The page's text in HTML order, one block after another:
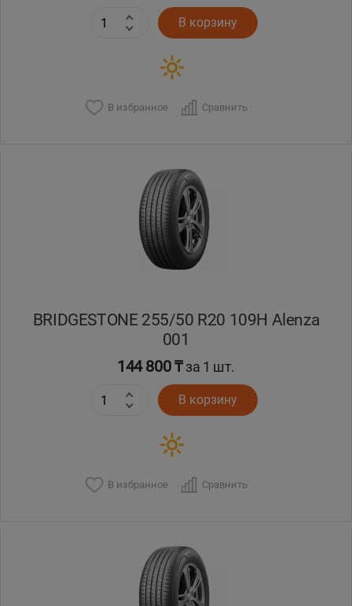
В корзину
В избранное Сравнить
BRIDGESTONE 255/50 R20 109H Alenza
001
144 800 ₸за 1 шт.
В корзину
В избранное Сравнить